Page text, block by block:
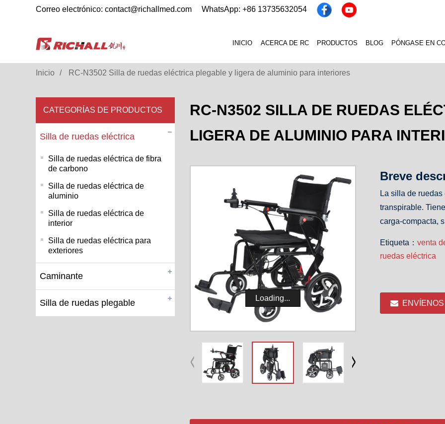
Correo electrónico: contact@richallmed.com WhatsApp: +86 13735632054
INICIO ACERCA DE RC PRODUCTOS BLOG PÓNGASE EN
Inicio RC-N3502 Silla de ruedas eléctrica plegable y ligera de aluminio para interiores
CATEGORÍAS DE PRODUCTOS
Silla de ruedas eléctrica
Silla de ruedas eléctrica de fibra
de carbono
Silla de ruedas eléctrica de
aluminio
Silla de ruedas eléctrica de
interior
Silla de ruedas eléctrica para
exteriores
Caminante
Silla de ruedas plegable
RC-N3502 SILLA DE RUEDAS
LIGERA DE ALUMINIO PARA
Loading...
Breve
La silla de
transpirable.
carga-compacta,
Etiqueta： venta
ruedas eléctrica